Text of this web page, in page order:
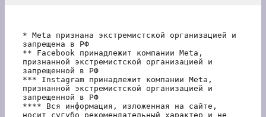
* Meta признана экстремистской организацией и
запрещена в РФ
** Facebook принадлежит компании Meta,
признанной экстремистской организацией и
запрещенной в РФ
*** Instagram принадлежит компании Meta,
признанной экстремистской организацией и
запрещенной в РФ
**** Вся информация, изложенная на сайте,
носит сугубо рекомендательный характер и не